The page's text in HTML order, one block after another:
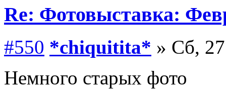
Re: Фотовыставка:
#550 *chiquitita* » Сб,
Немного старых фото